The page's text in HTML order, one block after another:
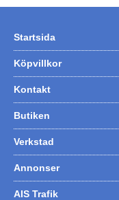
Startsida
Köpvillkor
Kontakt
Butiken
Verkstad
Annonser
AIS Trafik